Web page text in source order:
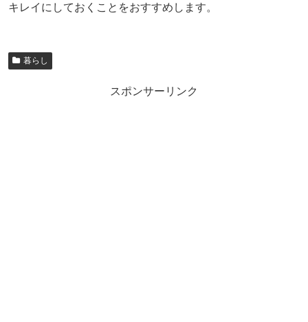
キレイにしておくことをおすすめします。
暮らし
スポンサーリンク